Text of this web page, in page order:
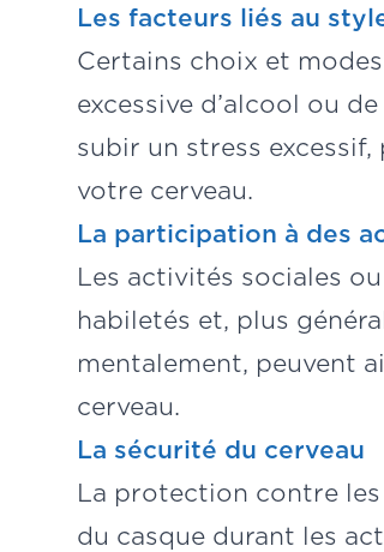
Les facteurs liés au
Certains choix et
excessive d’alcool ou
subir un stress
votre cerveau.
La participation à des
Les activités sociales
habiletés et, plus
mentalement, peuvent
cerveau.
La sécurité du cerveau
La protection contre
du casque durant les